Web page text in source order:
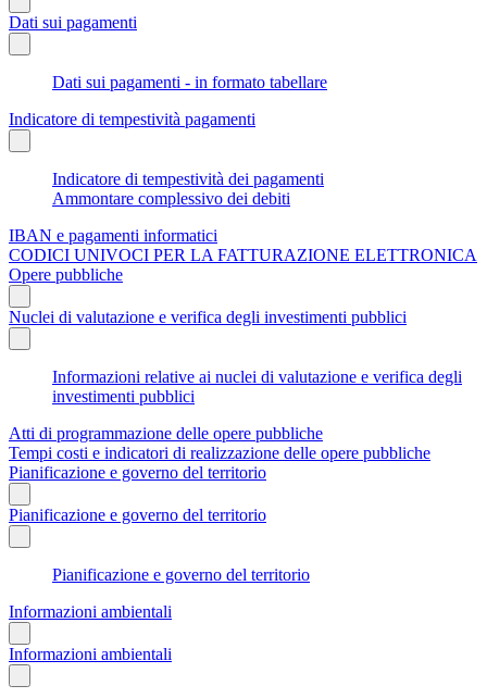
Dati sui pagamenti
Dati sui pagamenti - in formato tabellare
Indicatore di tempestività pagamenti
Indicatore di tempestività dei pagamenti
Ammontare complessivo dei debiti
IBAN e pagamenti informatici
CODICI UNIVOCI PER LA FATTURAZIONE ELETTRONICA
Opere pubbliche
Nuclei di valutazione e verifica degli investimenti pubblici
Informazioni relative ai nuclei di valutazione e verifica degli
investimenti pubblici
Atti di programmazione delle opere pubbliche
Tempi costi e indicatori di realizzazione delle opere pubbliche
Pianificazione e governo del territorio
Pianificazione e governo del territorio
Pianificazione e governo del territorio
Informazioni ambientali
Informazioni ambientali